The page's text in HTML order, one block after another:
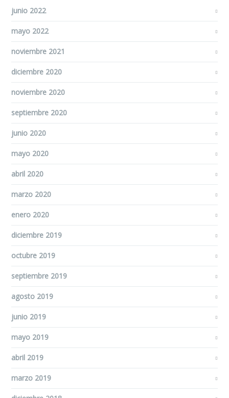
junio 2022
mayo 2022
noviembre 2021
diciembre 2020
noviembre 2020
septiembre 2020
junio 2020
mayo 2020
abril 2020
marzo 2020
enero 2020
diciembre 2019
octubre 2019
septiembre 2019
agosto 2019
junio 2019
mayo 2019
abril 2019
marzo 2019